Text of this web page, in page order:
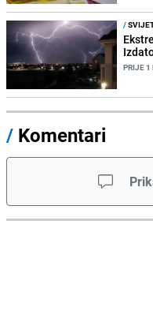
/
PRIJE 1
/ Komentari